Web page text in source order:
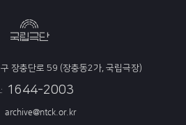
장충단로 59 (장충동2가, 국립극장)
1644-2003
archive@ntck.or.kr